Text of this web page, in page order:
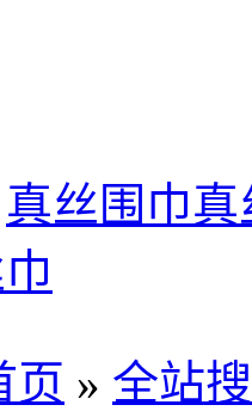
真丝围巾真
页 » 全站